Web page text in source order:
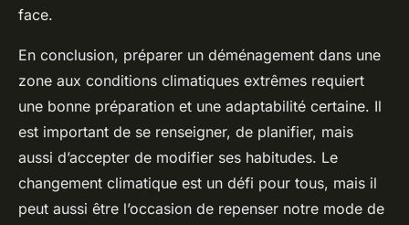
face.
En conclusion, préparer un déménagement dans une
zone aux conditions climatiques extrêmes requiert
une bonne préparation et une adaptabilité certaine. Il
est important de se renseigner, de planifier, mais
aussi d’accepter de modifier ses habitudes. Le
changement climatique est un défi pour tous, mais il
peut aussi être l’occasion de repenser notre mode de